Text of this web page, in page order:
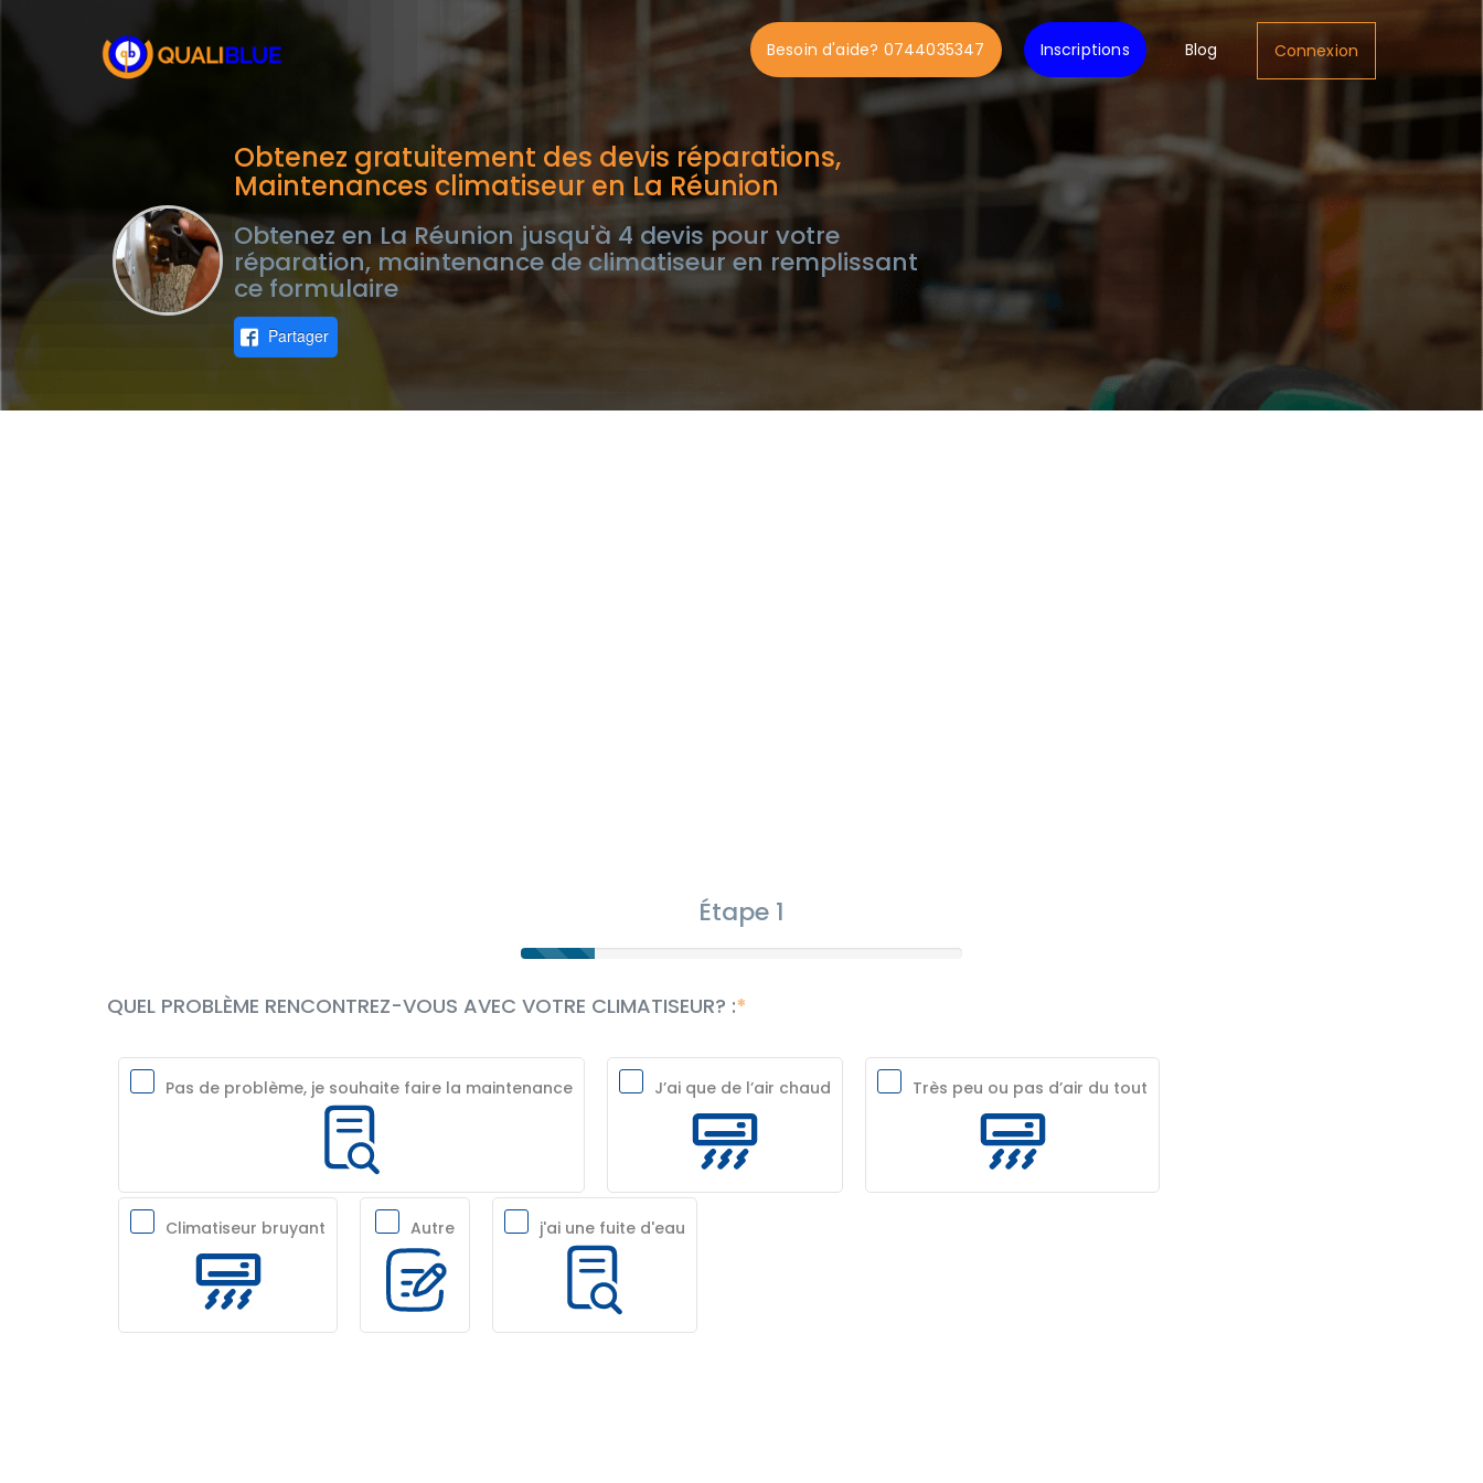
Besoin d'aide? 0744035347 Inscriptions Blog Connexion
Obtenez gratuitement des devis réparations,
Maintenances climatiseur en La Réunion
Obtenez en La Réunion jusqu'à 4 devis pour votre
réparation, maintenance de climatiseur en remplissant
ce formulaire
Partager
Étape 1
QUEL PROBLÈME RENCONTREZ-VOUS AVEC VOTRE CLIMATISEUR? :
Pas de problème, je souhaite faire la maintenance J’ai que de l’air chaud Très peu ou pas d’air du tout
Climatiseur bruyant Autre j'ai une fuite d'eau